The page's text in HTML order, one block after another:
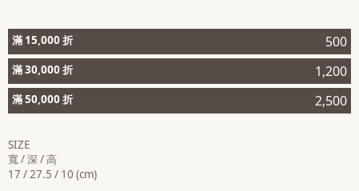
滿 15,000 折 500
滿 30,000 折 1,200
滿 50,000 折 2,500
SIZE
寬 / 深 / 高
17 / 27.5 / 10 (cm)